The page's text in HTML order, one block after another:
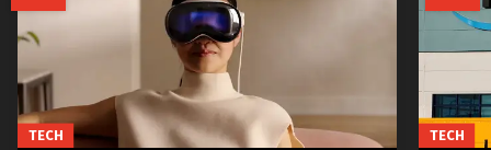
TECH TECH